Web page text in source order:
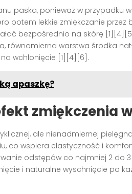
paska, ponieważ w przypadku
potem lekkie zmiękczanie przez
bezpośrednio na skórę
równomierna warstwa środka
wchłonięcie [1][4][6].
apaszkę?
zmiękczenia
ale nienadmiernej
co wspiera elastyczność i
odstępów co najmniej 2 do
i naturalne wyschnięcie po